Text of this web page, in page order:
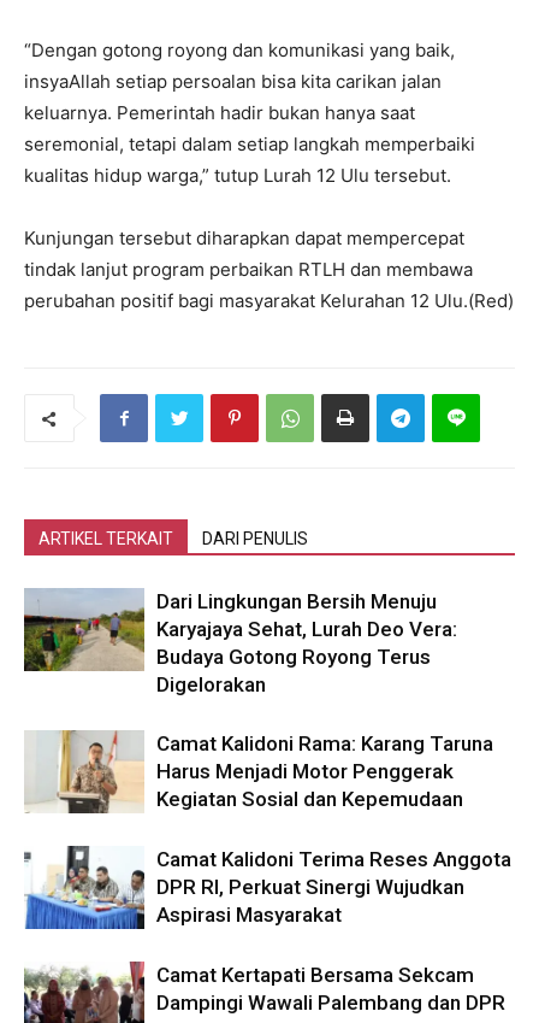
“Dengan gotong royong dan komunikasi yang baik,
insyaAllah setiap persoalan bisa kita carikan jalan
keluarnya. Pemerintah hadir bukan hanya saat
seremonial, tetapi dalam setiap langkah memperbaiki
kualitas hidup warga,” tutup Lurah 12 Ulu tersebut.
Kunjungan tersebut diharapkan dapat mempercepat
tindak lanjut program perbaikan RTLH dan membawa
perubahan positif bagi masyarakat Kelurahan 12 Ulu.(Red)
ARTIKEL TERKAIT DARI PENULIS
Dari Lingkungan Bersih Menuju
Karyajaya Sehat, Lurah Deo Vera:
Budaya Gotong Royong Terus
Digelorakan
Camat Kalidoni Rama: Karang Taruna
Harus Menjadi Motor Penggerak
Kegiatan Sosial dan Kepemudaan
Camat Kalidoni Terima Reses Anggota
DPR RI, Perkuat Sinergi Wujudkan
Aspirasi Masyarakat
Camat Kertapati Bersama Sekcam
Dampingi Wawali Palembang dan DPR